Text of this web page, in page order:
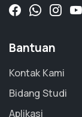
Bantuan
Kontak Kami
Bidang Studi
Aplikasi